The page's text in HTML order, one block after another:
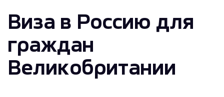
Виза в Россию для
граждан
Великобритании